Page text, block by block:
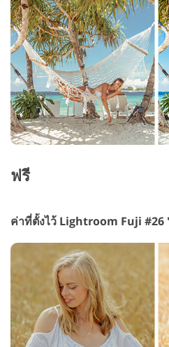
ฟรี
ค่าที่ตั้งไว้ Lightroom Fuji